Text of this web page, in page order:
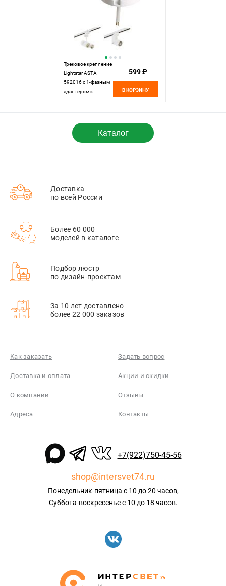
Трековое крепление
Lightstar ASTA
592016 с 1-фазным
адаптером к
599 ₽
В КОРЗИНУ
Каталог
Доставка
по всей России
Более 60 000
моделей в каталоге
Подбор люстр
по дизайн-проектам
За 10 лет доставлено
более 22 000 заказов
Как заказать Задать вопрос
Доставка и оплата Акции и скидки
О компании Отзывы
Адреса Контакты
+7(922)750-45-56
shop@intersvet74.ru
Понедельник-пятница с 10 до 20 часов,
Суббота-воскресенье с 10 до 18 часов.